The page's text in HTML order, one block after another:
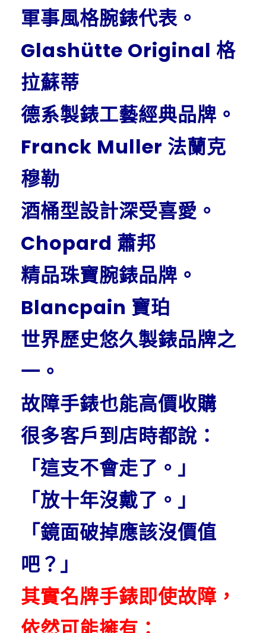
軍事風格腕錶代表。
Glashütte Original 格
拉蘇蒂
德系製錶工藝經典品牌。
Franck Muller 法蘭克
穆勒
酒桶型設計深受喜愛。
Chopard 蕭邦
精品珠寶腕錶品牌。
Blancpain 寶珀
世界歷史悠久製錶品牌之
一。
故障手錶也能高價收購
很多客戶到店時都說：
「這支不會走了。」
「放十年沒戴了。」
「鏡面破掉應該沒價值
吧？」
其實名牌手錶即使故障，